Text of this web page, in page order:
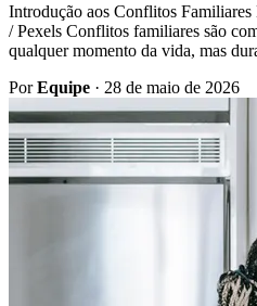
Introdução aos Conflitos
/ Pexels Conflitos familiares são
qualquer momento da vida, mas
PorEquipe · 28 de maio de 2026